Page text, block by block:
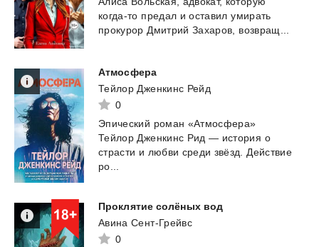
когда-то предал и оставил умирать
прокурор Дмитрий Захаров, возвращ...
Атмосфера
Тейлор Дженкинс Рейд
0
Эпический роман «Атмосфера»
Тейлор Дженкинс Рид — история о
страсти и любви среди звёзд. Действие
ро...
Проклятие солёных вод
Авина Сент-Грейвс
0